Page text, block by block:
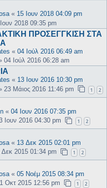
« 15 Ιουν 2018 04:09 pm
2018 09:35 pm
ΠΡΟΣΕΓΓΚΙΣΗ ΣΤΑ
« 04 Ιούλ 2016 06:49 am
04 Ιούλ 2016 06:28 am
« 13 Ιουν 2016 10:30 pm
23 Μάιος 2016 11:46 pm 1 2
« 04 Ιουν 2016 07:35 pm
Ιουν 2016 04:30 pm 1 2
« 13 Δεκ 2015 02:01 pm
Δεκ 2015 01:34 pm 1 2
« 05 Νοέμ 2015 08:34 pm
Οκτ 2015 12:56 pm 1 2